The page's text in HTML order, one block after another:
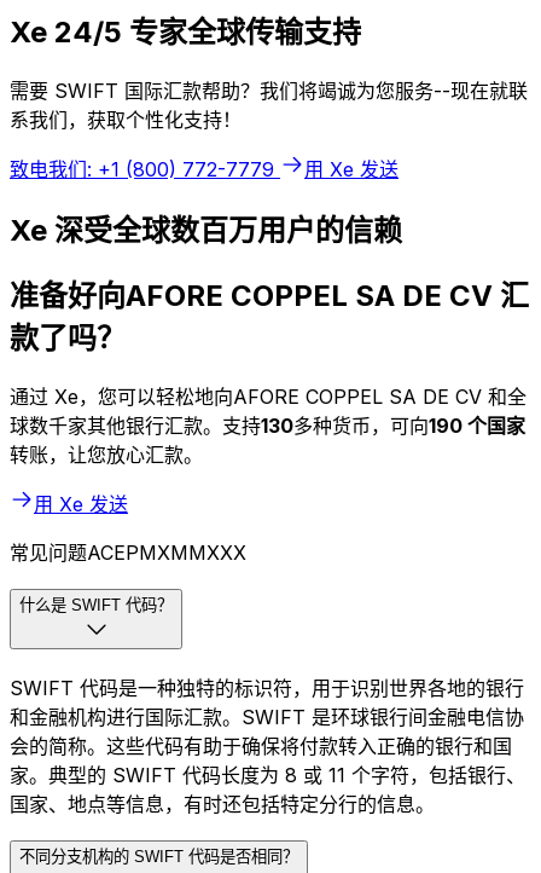
Xe 24/5 专家全球传输支持
需要 SWIFT 国际汇款帮助？我们将竭诚为您服务--现在就联
系我们，获取个性化支持！
致电我们: +1 (800) 772-7779 用 Xe 发送
Xe 深受全球数百万用户的信赖
准备好向AFORE COPPEL SA DE CV 汇
款了吗？
通过 Xe，您可以轻松地向AFORE COPPEL SA DE CV 和全
球数千家其他银行汇款。支持130多种货币，可向190 个国家
转账，让您放心汇款。
用 Xe 发送
常见问题ACEPMXMMXXX
什么是 SWIFT 代码？
SWIFT 代码是一种独特的标识符，用于识别世界各地的银行
和金融机构进行国际汇款。SWIFT 是环球银行间金融电信协
会的简称。这些代码有助于确保将付款转入正确的银行和国
家。典型的 SWIFT 代码长度为 8 或 11 个字符，包括银行、
国家、地点等信息，有时还包括特定分行的信息。
不同分支机构的 SWIFT 代码是否相同？